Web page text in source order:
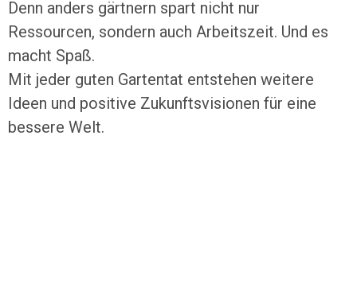
Denn anders gärtnern spart nicht nur
Ressourcen, sondern auch Arbeitszeit. Und es
macht Spaß.
Mit jeder guten Gartentat entstehen weitere
Ideen und positive Zukunftsvisionen für eine
bessere Welt.